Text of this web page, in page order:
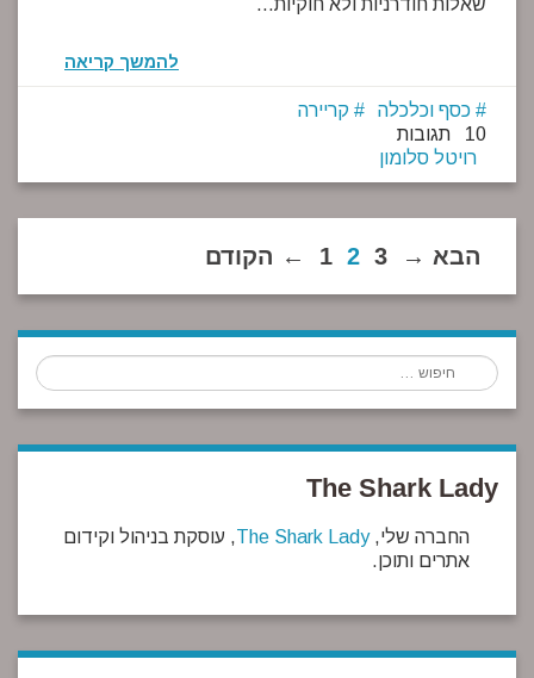
שאלות חודרניות ולא חוקיות…
להמשך קריאה
כסף וכלכלה
קריירה
10 תגובות
רויטל סלומון
הקודם ← 1 2 3 → הבא
חיפוש
The Shark Lady
החברה שלי,The Shark Lady, עוסקת בניהול וקידום
אתרים ותוכן.